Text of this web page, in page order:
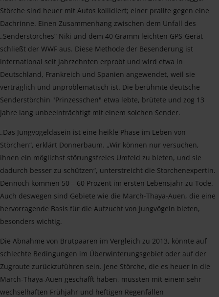
Störche sind heuer mit Autos kollidiert; einer prallte gegen eine
Dachrinne. Einen Zusammenhang zwischen dem Unfall des
„Senderstorches“ Niki und dem 40 Gramm leichten GPS-Gerät
schließt der WWF aus. Diese Methode der Besenderung ist
international seit Jahrzehnten erprobt und wird etwa in
Deutschland, Frankreich und Spanien angewendet, weil sie
verträglich und unproblematisch ist. Die berühmte deutsche
Senderstörchin "Prinzesschen" etwa lebte, brütete und zog 13
Jahre lang unbeeinträchtigt mit einem solchen Sender.
„Das Jungvogeldasein ist eine heikle Phase im Leben von
Störchen“, erklärt Donnerbaum. „Wir können nur versuchen,
ihnen ein möglichst störungsfreies Umfeld zu bieten, und sie
dadurch besser zu schützen“, unterstreicht die Storchenexpertin.
Dennoch kommen 50 – 60 Prozent im ersten Lebensjahr zu Tode.
Auch deswegen sind Gebiete wie die March-Thaya-Auen, die eine
hervorragende Basis für die Aufzucht von Jungvögeln bieten,
besonders wichtig.
Die Abnahme von Brutpaaren im Vergleich zu 2013, könnte auf
schlechte Bedingungen im Überwinterungsgebiet oder auf der
Zugroute zurückzuführen sein. Jene Störche, die es heuer in die
March-Thaya-Auen geschafft haben, mussten mit einem sehr
wechselhaften Frühjahr und heftigen Regenfällen